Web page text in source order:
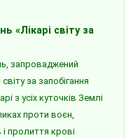
«Лікарі світу за
запроваджений
за запобігання
з усіх куточків Землі
проти воєн,
і пролиття крові